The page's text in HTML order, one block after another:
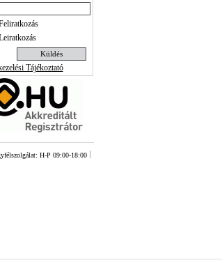
Tájékoztató
H-P 09:00-18:00